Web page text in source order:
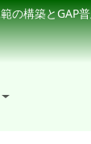
の構築とGAP